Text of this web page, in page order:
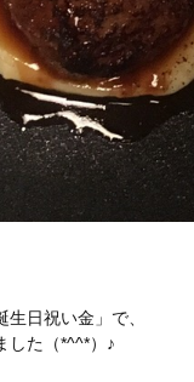
日祝い金」で、
した（*^^*）♪